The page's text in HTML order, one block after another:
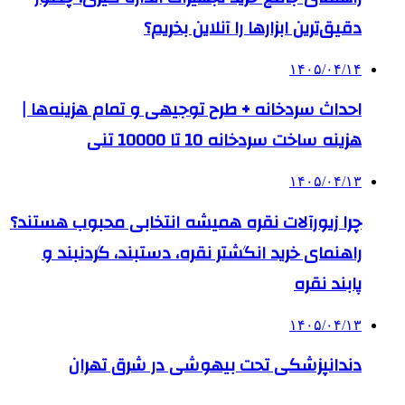
دقیق‌ترین ابزارها را آنلاین بخریم؟
۱۴۰۵/۰۴/۱۴
احداث سردخانه + طرح توجیهی و تمام هزینه‌ها |
هزینه ساخت سردخانه 10 تا 10000 تنی
۱۴۰۵/۰۴/۱۳
چرا زیورآلات نقره همیشه انتخابی محبوب هستند؟
راهنمای خرید انگشتر نقره، دستبند، گردنبند و
پابند نقره
۱۴۰۵/۰۴/۱۳
دندانپزشکی تحت بیهوشی در شرق تهران